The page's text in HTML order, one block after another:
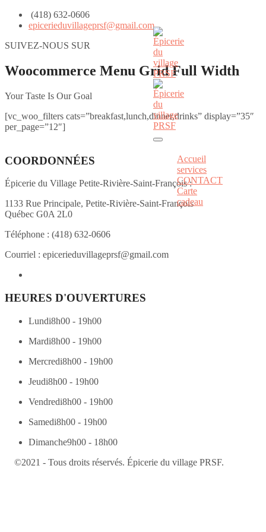
(418) 632-0606
epicerieduvillageprsf@gmail.com
SUIVEZ-NOUS SUR
Woocommerce Menu Grid Full Width
Your Taste Is Our Goal
Accueil
services
CONTACT
Carte
cadeau
[vc_woo_filters cats=”breakfast,lunch,dinner,drinks” display=”35″
per_page=”12″]
COORDONNÉES
Épicerie du Village Petite-Rivière-Saint-François :
1133 Rue Principale, Petite-Rivière-Saint-François
Québec G0A 2L0
Téléphone : (418) 632-0606
Courriel : epicerieduvillageprsf@gmail.com
HEURES D'OUVERTURES
Lundi8h00 - 19h00
Mardi8h00 - 19h00
Mercredi8h00 - 19h00
Jeudi8h00 - 19h00
Vendredi8h00 - 19h00
Samedi8h00 - 19h00
Dimanche9h00 - 18h00
©2021 - Tous droits réservés. Épicerie du village PRSF.